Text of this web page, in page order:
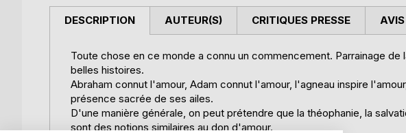
DESCRIPTION
Toute chose en ce monde a connu un commencement. Parrainage
belles histoires.
Abraham connut l'amour, Adam connut l'amour, l'agneau inspire
présence sacrée de ses ailes.
D'une manière générale, on peut prétendre que la théophanie, la
sont des notions similaires au don d'amour.
AUTEUR(S) CRITIQUES PRESSE AVIS